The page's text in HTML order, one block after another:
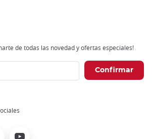
de todas las novedad y ofertas especiales!
Youtube